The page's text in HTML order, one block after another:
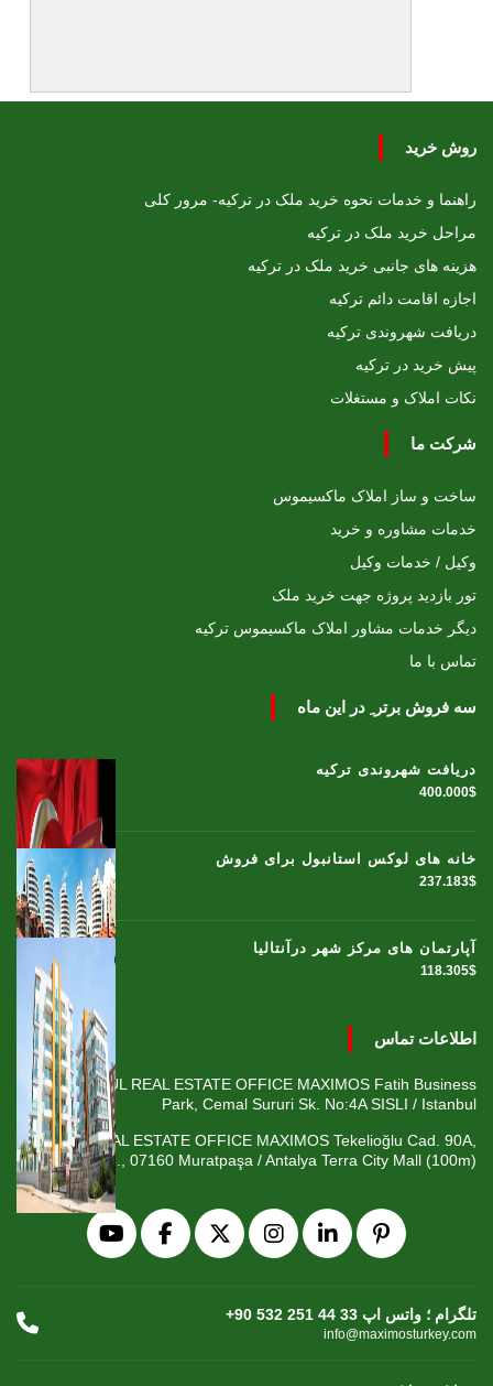
روش خرید
راهنما و خدمات نحوه خرید ملک در ترکیه- مرور کلی
مراحل خرید ملک در ترکیه
هزینه های جانبی خرید ملک در ترکیه
اجازه اقامت دائم ترکیه
دریافت شهروندی ترکیه
پیش خرید در ترکیه
نکات املاک و مستغلات
شرکت ما
ساخت و ساز املاک ماکسیموس
خدمات مشاوره و خرید
وکیل / خدمات وکیل
تور بازدید پروژه جهت خرید ملک
دیگر خدمات مشاور املاک ماکسیموس ترکیه
تماس با ما
سه فروش برتر ِ در این ماه
دریافت شهروندی ترکیه
400.000$
خانه های لوکس استانبول برای فروش
237.183$
آپارتمان های مرکز شهر درآنتالیا
118.305$
اطلاعات تماس
ISTANBUL REAL ESTATE OFFICE MAXIMOS Fatih Business
Park, Cemal Sururi Sk. No:4A SISLI / Istanbul
ANTALYA REAL ESTATE OFFICE MAXIMOS Tekelioğlu Cad. 90A,
Fener Mah., 07160 Muratpaşa / Antalya Terra City Mall (100m)
+90 532 251 44 33 تلگرام ؛ واتس اپ
info@maximosturkey.com